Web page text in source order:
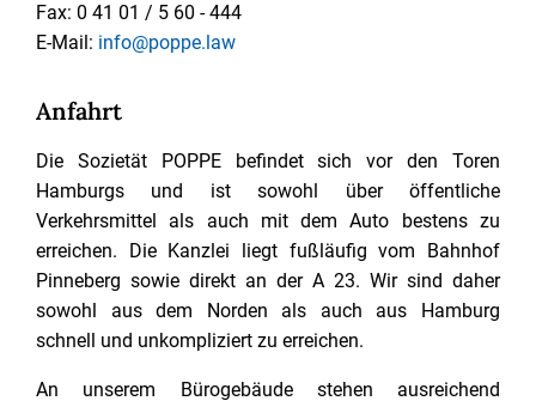
Fax: 0 41 01 / 5 60 - 444
E-Mail: info@poppe.law
Anfahrt
Die Sozietät POPPE befindet sich vor den Toren
Hamburgs und ist sowohl über öffentliche
Verkehrsmittel als auch mit dem Auto bestens zu
erreichen. Die Kanzlei liegt fußläufig vom Bahnhof
Pinneberg sowie direkt an der A 23. Wir sind daher
sowohl aus dem Norden als auch aus Hamburg
schnell und unkompliziert zu erreichen.
An unserem Bürogebäude stehen ausreichend